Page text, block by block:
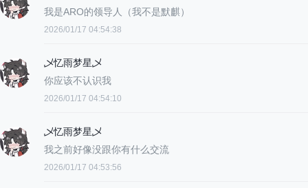
我是ARO的领导人（我不是默麒）
2026/01/17 04:54:38
乄忆雨梦星乄
你应该不认识我
2026/01/17 04:54:10
乄忆雨梦星乄
我之前好像没跟你有什么交流
2026/01/17 04:53:56